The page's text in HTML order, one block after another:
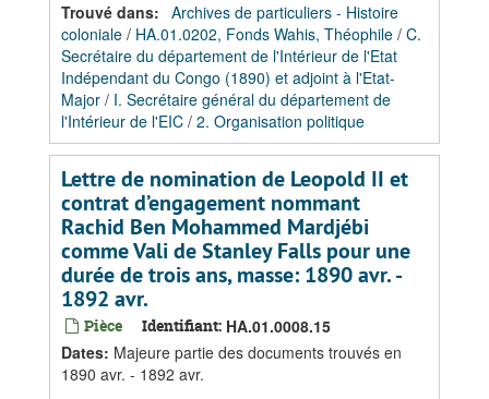
Trouvé dans: Archives de particuliers - Histoire
coloniale / HA.01.0202, Fonds Wahis, Théophile / C.
Secrétaire du département de l'Intérieur de l'Etat
Indépendant du Congo (1890) et adjoint à l'Etat-
Major / I. Secrétaire général du département de
l'Intérieur de l'EIC / 2. Organisation politique
Lettre de nomination de Leopold II et
contrat d’engagement nommant
Rachid Ben Mohammed Mardjébi
comme Vali de Stanley Falls pour une
durée de trois ans, masse: 1890 avr. -
1892 avr.
Pièce Identifiant: HA.01.0008.15
Dates: Majeure partie des documents trouvés en
1890 avr. - 1892 avr.